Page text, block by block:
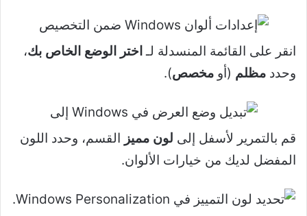
انقر على القائمة المنسدلة لـاختر الوضع الخاص بك،
وحدد مظلم (أو مخصص).
قم بالتمرير لأسفل إلى لون مميز القسم، وحدد اللون
المفضل لديك من خيارات الألوان.